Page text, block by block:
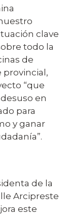
clave
todo la
de
provincial,
“que
en
para
y ganar
de la
Arcipreste
este